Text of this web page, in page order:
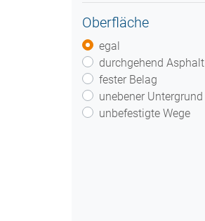
Oberfläche
egal
durchgehend Asphalt
fester Belag
unebener Untergrund
unbefestigte Wege